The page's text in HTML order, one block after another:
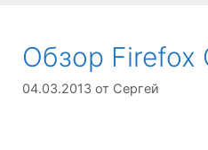
Обзор Firefox
04.03.2013 от Сергей